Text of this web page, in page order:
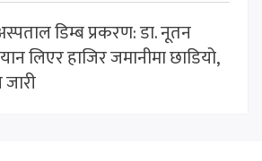
डिम्ब प्रकरण: डा. नूतन
लिएर हाजिर जमानीमा छाडियो,